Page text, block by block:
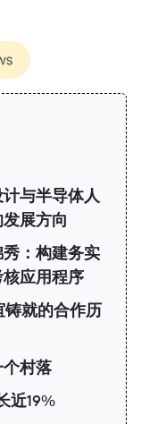
与半导体人
展方向
：构建务实
应用程序
铸就的合作历
村落
近19%